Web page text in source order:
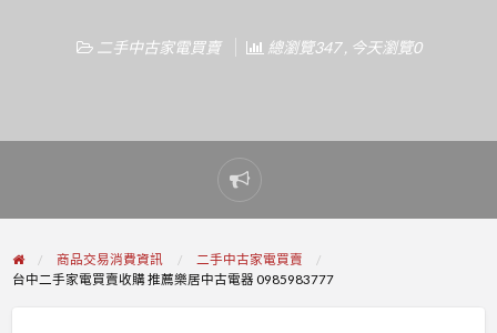
二手中古家電買賣 總瀏覽347 , 今天瀏覽0
Report
problem
商品交易消費資訊
二手中古家電買賣
台中二手家電買賣收購 推薦樂居中古電器 0985983777